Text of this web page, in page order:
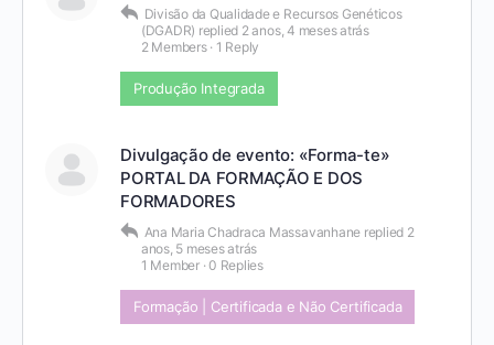
Divisão da Qualidade e Recursos Genéticos
(DGADR) replied 2 anos, 4 meses atrás
2 Members · 1 Reply
Produção Integrada
Divulgação de evento: «Forma-te»
PORTAL DA FORMAÇÃO E DOS
FORMADORES
Ana Maria Chadraca Massavanhane replied 2
anos, 5 meses atrás
1 Member ·0 Replies
Formação | Certificada e Não Certificada